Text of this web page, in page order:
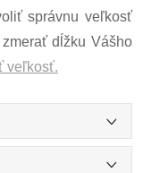
správnu veľkosť
dĺžku Vášho
veľkosť.